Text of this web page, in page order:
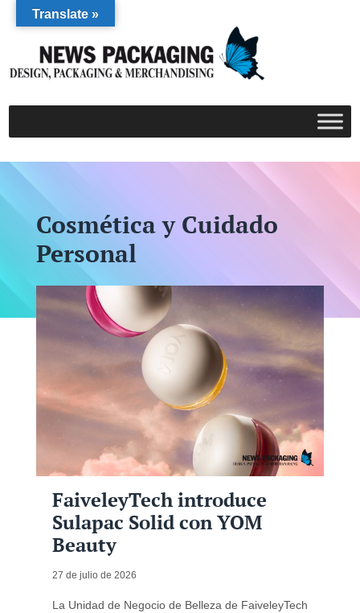
Cosmética y Cuidado
Personal
FaiveleyTech introduce
Sulapac Solid con YOM
Beauty
27 de julio de 2026
La Unidad de Negocio de Belleza de FaiveleyTech
Translate »